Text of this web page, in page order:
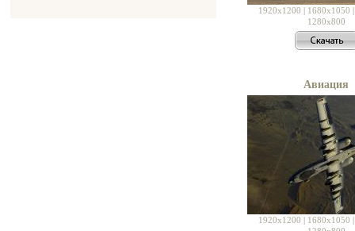
1920x1200 | 1680x1050
1280x800
Авиация
1920x1200 | 1680x1050